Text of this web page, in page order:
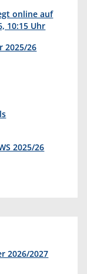
online auf
10:15 Uhr
2025/26
2025/26
2026/2027